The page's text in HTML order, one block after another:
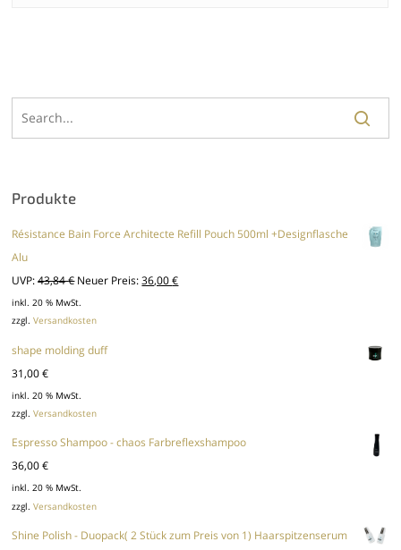
Produkte
Résistance Bain Force Architecte Refill Pouch 500ml +Designflasche
Alu
UVP: 43,84€ Ursprünglicher
Preis
war:
43,84 €
Neuer Preis: 36,00€Aktueller
inkl. 20 % MwSt.
zzgl.Versandkosten
shape molding duff
31,00€
inkl. 20 % MwSt.
zzgl.Versandkosten
Espresso Shampoo - chaos Farbreflexshampoo
36,00€
inkl. 20 % MwSt.
zzgl.Versandkosten
Shine Polish - Duopack( 2 Stück zum Preis von 1) Haarspitzenserum